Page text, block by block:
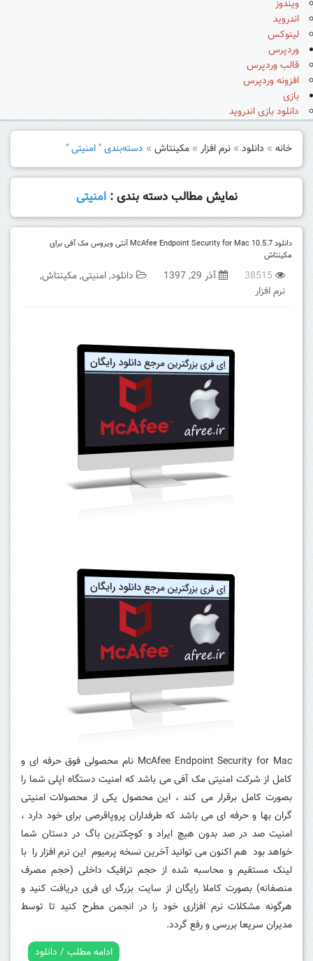
ویندوز
اندروید
لینوکس
وردپرس
قالب وردپرس
افزونه وردپرس
بازی
دانلود بازی اندروید
خانه » دانلود » نرم افزار » مکینتاش » دسته‌بندی " امنیتی "
نمایش مطالب دسته بندی :امنیتی
دانلود McAfee Endpoint Security for Mac 10.5.7 آنتی ویروس مک آفی برای
مکینتاش
38515 آذر 29, 1397 دانلود,امنیتی,مکینتاش,
نرم افزار
McAfee Endpoint Security for Mac نام محصولی فوق حرفه ای و
کامل از شرکت امنیتی مک آفی می باشد که امنیت دستگاه اپلی شما را
بصورت کامل برقرار می کند ، این محصول یکی از محصولات امنیتی
گران بها و حرفه ای می باشد که طرفداران پروپاقرصی برای خود دارد ،
امنیت صد در صد بدون هیچ ایراد و کوچکترین باگ در دستان شما
خواهد بود هم اکنون می توانید آخرین نسخه پرمیوم این نرم افزار را با
لینک مستقیم و محاسبه شده از حجم ترافیک داخلی (حجم مصرف
منصفانه) بصورت کاملا رایگان از سایت بزرگ ای فری دریافت کنید و
هرگونه مشکلات نرم افزاری خود را در انجمن مطرح کنید تا توسط
مدیران سریعا بررسی و رفع گردد.
ادامه مطلب / دانلود